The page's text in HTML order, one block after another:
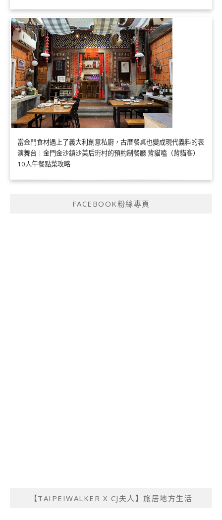
當金門食材遇上了義大利創意私廚，古厝餐桌也變成現代義料的表
演舞台｜金門金沙鎮沙美后珩村的預約制餐廳 背貓嗑（背貓客）
10人午餐點菜攻略
FACEBOOK粉絲專頁
【TAIPEIWALKER X CJ夫人】旅居地方生活